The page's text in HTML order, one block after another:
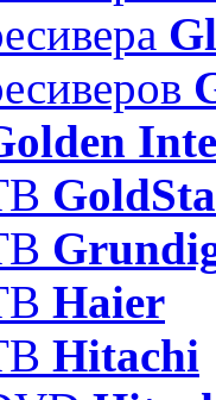
Haier
Hitachi